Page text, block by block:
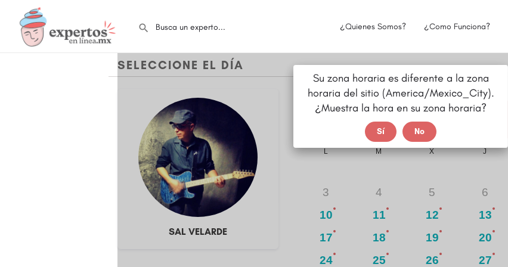
¿Quienes Somos? ¿Como Funciona?
SAL VELARDE
SELECCIONE EL DÍA
2026
L M X J
3
4 5 6
10
11 12 13
17
18 19 20
24
25 26 27
Su zona horaria es diferente a la zona
horaria del sitio (America/Mexico_City).
¿Muestra la hora en su zona horaria?
Sí No